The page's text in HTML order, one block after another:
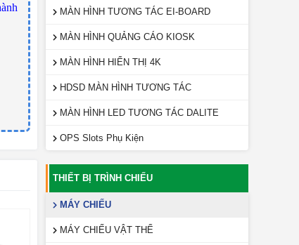
MÀN HÌNH TƯƠNG TÁC EI-BOARD
MÀN HÌNH QUẢNG CÁO KIOSK
MÀN HÌNH HIỂN THỊ 4K
HDSD MÀN HÌNH TƯƠNG TÁC
MÀN HÌNH LED TƯƠNG TÁC DALITE
OPS Slots Phụ Kiện
THIẾT BỊ TRÌNH CHIẾU
MÁY CHIẾU
MÁY CHIẾU VẬT THỂ